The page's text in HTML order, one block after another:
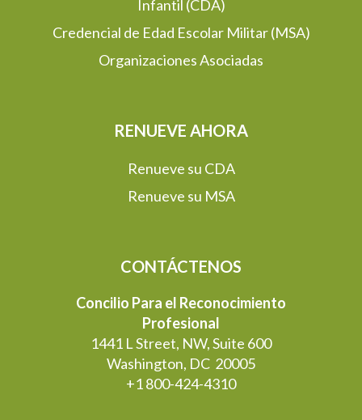
Infantil (CDA)
Credencial de Edad Escolar Militar (MSA)
Organizaciones Asociadas
RENUEVE AHORA
Renueve su CDA
Renueve su MSA
CONTÁCTENOS
Concilio Para el Reconocimiento
Profesional
1441 L Street, NW, Suite 600
Washington, DC 20005
+1 800-424-4310